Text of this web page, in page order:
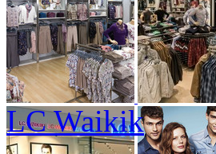
LC Waikik